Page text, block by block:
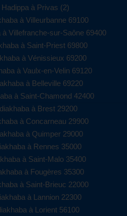
à Privas (2)
à Villeurbanne 69100
Villefranche-sur-Saône 69400
à Saint-Priest 69800
à Vénissieux 69200
à Vaulx-en-Velin 69120
à Belleville 69220
à Saint-Chamond 42400
à Brest 29200
à Concarneau 29900
à Quimper 29000
à Rennes 35000
à Saint-Malo 35400
à Fougères 35300
à Saint-Brieuc 22000
à Lannion 22300
à Lorient 56100